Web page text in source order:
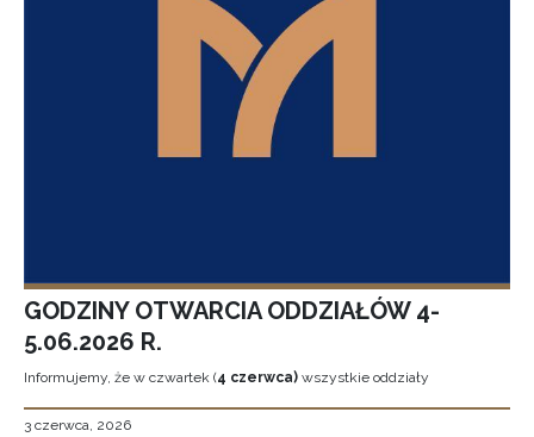
GODZINY OTWARCIA ODDZIAŁÓW 4-
5.06.2026 R.
Informujemy, że w czwartek (4 czerwca) wszystkie oddziały
3 czerwca, 2026